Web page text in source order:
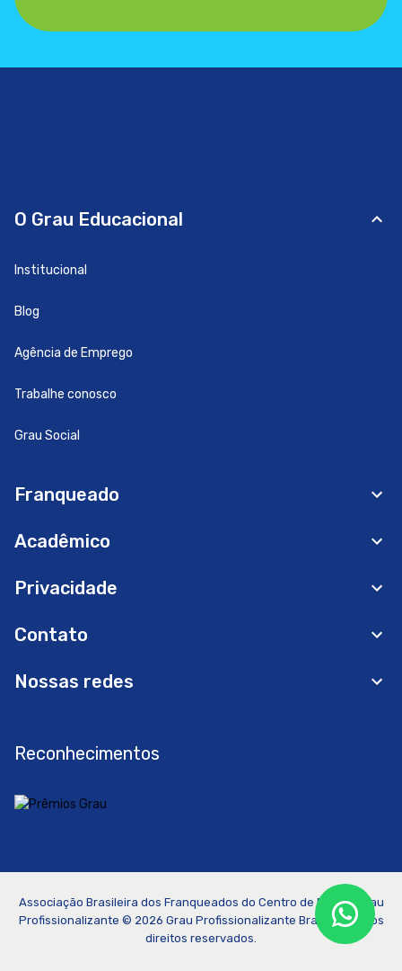
O Grau Educacional
Institucional
Blog
Agência de Emprego
Trabalhe conosco
Grau Social
Franqueado
Acadêmico
Privacidade
Contato
Nossas redes
Reconhecimentos
Associação Brasileira dos Franqueados do Centro de Ensino Grau
Profissionalizante © 2026 Grau Profissionalizante Brasil. Todos os
direitos reservados.